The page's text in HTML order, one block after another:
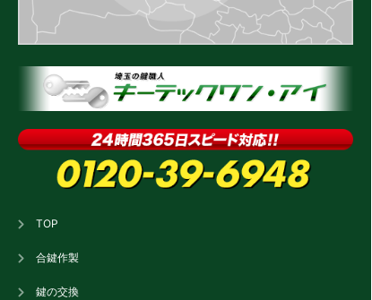
TOP
合鍵作製
鍵の交換